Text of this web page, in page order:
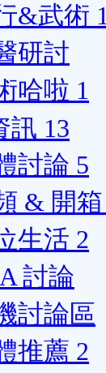
&武術 1
研討
哈啦 1
訊 13
討論 5
& 開箱
生活 2
討論
討論區
推薦 2